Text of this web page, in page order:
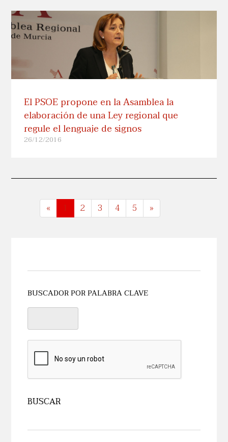
El PSOE propone en la Asamblea la
elaboración de una Ley regional que
regule el lenguaje de signos
26/12/2016
« 1 2 3 4 5 »
BUSCADOR POR PALABRA CLAVE